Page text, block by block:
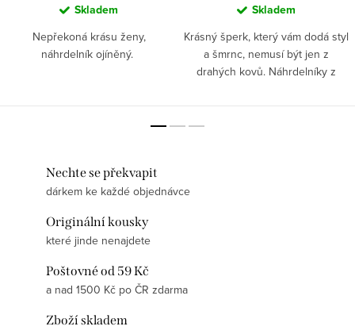
Skladem
Nepřekoná krásu ženy,
náhrdelník ojíněný.
Skladem
Krásný šperk, který vám dodá styl
a šmrnc, nemusí být jen z
drahých kovů. Náhrdelníky z
Nechte se překvapit
dárkem ke každé objednávce
Originální kousky
které jinde nenajdete
Poštovné od 59 Kč
a nad 1500 Kč po ČR zdarma
Zboží skladem